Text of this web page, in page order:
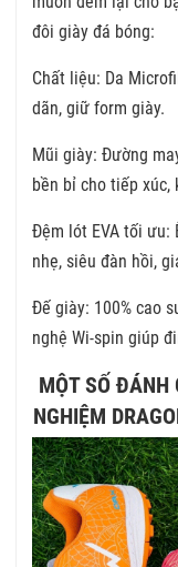
đôi giày đá bóng:
Chất liệu: Da
dãn, giữ form giày.
Mũi giày: Đường
bền bỉ cho tiếp xúc,
Đệm lót EVA tối ưu:
nhẹ, siêu đàn hồi,
Đế giày: 100% cao
nghệ Wi-spin giúp
MỘT SỐ ĐÁNH
NGHIỆM